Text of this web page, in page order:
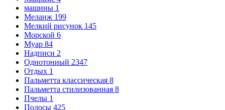
машины 1
Меланж 199
Мелкий рисунок 145
Морской 6
Муар 84
Надписи 2
Однотонный 2347
Отдых 1
Пальметта классическая 8
Пальметта стилизованная 8
Пчелы 1
Полосы 425